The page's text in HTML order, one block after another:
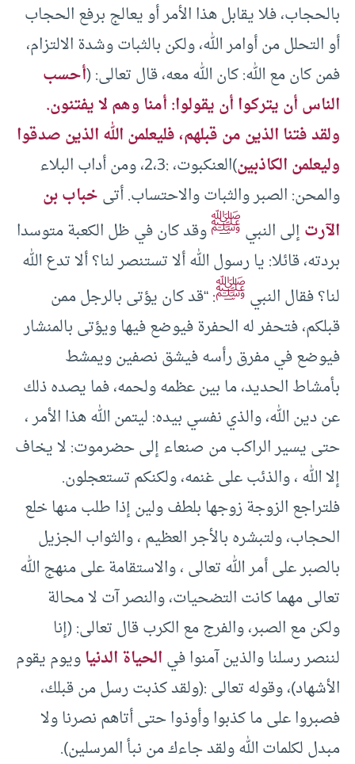
بالحجاب، فلا يقابل هذا الأمر أو يعالج برفع الحجاب
أو التحلل من أوامر الله، ولكن بالثبات وشدة الالتزام،
فمن كان مع الله: كان الله معه، قال تعالى: (أحسب
الناس أن يتركوا أن يقولوا: أمنا وهم لا يفتنون.
ولقد فتنا الذين من قبلهم، فليعلمن الله الذين صدقوا
وليعلمن الكاذبين
)العنكبوت، :2،3، ومن أداب البلاء
والمحن: الصبر والثبات والاحتساب. أتىخباب بن
الآرتإلى النبيﷺوقد كان في ظل الكعبة متوسدا
بردته، قائلا: يا رسول الله ألا تستنصر لنا؟ ألا تدع الله
لنا؟ فقال النبيﷺ: “قد كان يؤتى بالرجل ممن
قبلكم، فتحفر له الحفرة فيوضع فيها ويؤتى بالمنشار
فيوضع في مفرق رأسه فيشق نصفين ويمشط
بأمشاط الحديد، ما بين عظمه ولحمه، فما يصده ذلك
عن دين الله، والذي نفسي بيده: ليتمن الله هذا الأمر ،
حتى يسير الراكب من صنعاء إلى حضرموت: لا يخاف
إلا الله ، والذئب على غنمه، ولكنكم تستعجلون.
فلتراجع الزوجة زوجها بلطف ولين إذا طلب منها خلع
الحجاب، ولتبشره بالأجر العظيم ، والثواب الجزيل
بالصبر على أمر الله تعالى ، والاستقامة على منهج الله
تعالى مهما كانت التضحيات، والنصر آت لا محالة
ولكن مع الصبر، والفرج مع الكرب قال تعالى: (إنا
لننصر رسلنا والذين آمنوا فيالحياة الدنياويوم يقوم
الأشهاد)، وقوله تعالى :(ولقد كذبت رسل من قبلك،
فصبروا على ما كذبوا وأوذوا حتى أتاهم نصرنا ولا
مبدل لكلمات الله ولقد جاءك من نبأ المرسلين).